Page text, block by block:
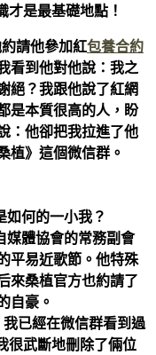
才是最基礎地點！
請他參加紅包養合約
看到他對他說：我之
絕？我跟他說了紅網
是本質很高的人，盼
：他卻把我拉進了他
植》這個微信群。
如何的一小我？
媒體協會的常務副會
平易近歌節。他特殊
來桑植官方也約請了
自豪。
已經在微信群看到過
很武斷地刪除了倆位